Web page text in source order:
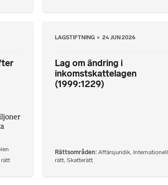
LAGSTIFTNING 24 JUN 2026
Lag om ändring i
inkomstskattelagen
(1999:1229)
Rättsområden Affärsjuridik, Internationell
rätt, Skatterätt